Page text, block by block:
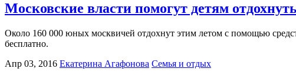
Московские власти помогут детям отдохнуть
Около 160 000 юных москвичей отдохнут этим летом с помощью
бесплатно.
Апр 03, 2016 Екатерина Агафонова Семья и отдых